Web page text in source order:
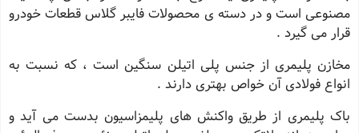
مصنوعی است و در دسته ی محصولات فایبر گلاس قطعات خودرو
قرار می گیرد .
مخازن پلیمری از جنس پلی اتیلن سنگین است ، که نسبت به
انواع فولادی آن خواص بهتری دارند .
باک پلیمری از طریق واکنش های پلیمزاسیون بدست می آید و